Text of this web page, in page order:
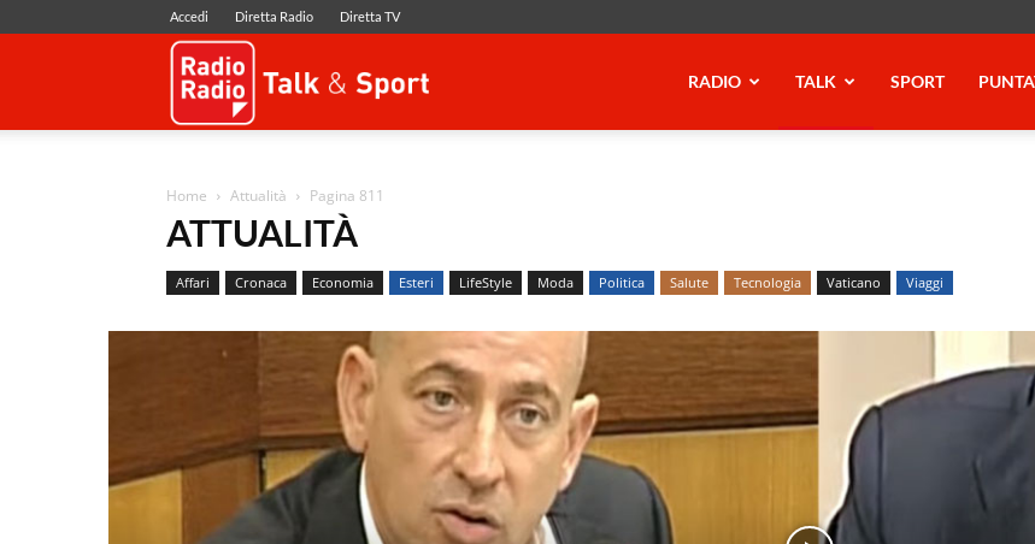
Accedi Diretta Radio Diretta TV
RADIO TALK SPORT
Home Attualità Pagina 811
ATTUALITÀ
Affari Cronaca Economia Esteri LifeStyle Moda Politica Salute Tecnologia Vaticano Viaggi